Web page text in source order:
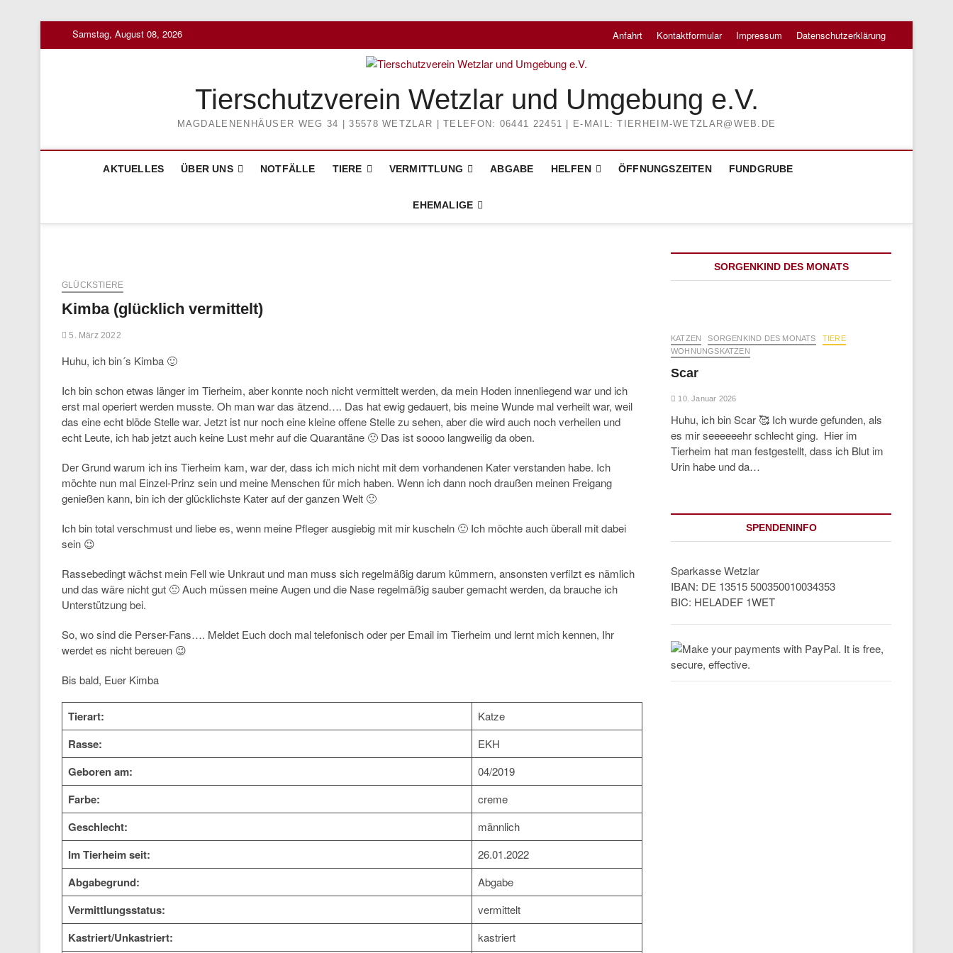
Samstag, August 08, 2026 Anfahrt Kontaktformular Impressum Datenschutzerklärung
Tierschutzverein Wetzlar und Umgebung e.V.
MAGDALENENHÄUSER WEG 34 | 35578 WETZLAR | TELEFON: 06441 22451 | E-MAIL: TIERHEIM-WETZLAR@WEB.DE
AKTUELLES ÜBER UNS NOTFÄLLE TIERE VERMITTLUNG ABGABE HELFEN ÖFFNUNGSZEITEN FUNDGRUBE
EHEMALIGE
GLÜCKSTIERE
Kimba (glücklich vermittelt)
5. März 2022
Huhu, ich bin´s Kimba 🙂
Ich bin schon etwas länger im Tierheim, aber konnte noch nicht vermittelt werden, da mein Hoden innenliegend war und ich
erst mal operiert werden musste. Oh man war das ätzend…. Das hat ewig gedauert, bis meine Wunde mal verheilt war, weil
das eine echt blöde Stelle war. Jetzt ist nur noch eine kleine offene Stelle zu sehen, aber die wird auch noch verheilen und
echt Leute, ich hab jetzt auch keine Lust mehr auf die Quarantäne 🙁 Das ist soooo langweilig da oben.
Der Grund warum ich ins Tierheim kam, war der, dass ich mich nicht mit dem vorhandenen Kater verstanden habe. Ich
möchte nun mal Einzel-Prinz sein und meine Menschen für mich haben. Wenn ich dann noch draußen meinen Freigang
genießen kann, bin ich der glücklichste Kater auf der ganzen Welt 🙂
Ich bin total verschmust und liebe es, wenn meine Pfleger ausgiebig mit mir kuscheln 🙂 Ich möchte auch überall mit dabei
sein 😉
Rassebedingt wächst mein Fell wie Unkraut und man muss sich regelmäßig darum kümmern, ansonsten verfilzt es nämlich
und das wäre nicht gut 🙁 Auch müssen meine Augen und die Nase regelmäßig sauber gemacht werden, da brauche ich
Unterstützung bei.
So, wo sind die Perser-Fans…. Meldet Euch doch mal telefonisch oder per Email im Tierheim und lernt mich kennen, Ihr
werdet es nicht bereuen 😉
Bis bald, Euer Kimba
Tierart: Katze
Rasse: EKH
Geboren am: 04/2019
Farbe: creme
Geschlecht: männlich
Im Tierheim seit: 26.01.2022
Abgabegrund: Abgabe
Vermittlungsstatus: vermittelt
Kastriert/Unkastriert: kastriert
SORGENKIND DES MONATS
KATZEN SORGENKIND DES MONATS
TIERE
WOHNUNGSKATZEN
Scar
10. Januar 2026
Huhu, ich bin Scar 🥰 Ich wurde gefunden, als
es mir seeeeeehr schlecht ging. Hier im
Tierheim hat man festgestellt, dass ich Blut im
Urin habe und da…
SPENDENINFO
Sparkasse Wetzlar
IBAN: DE 13515 500350010034353
BIC: HELADEF 1WET